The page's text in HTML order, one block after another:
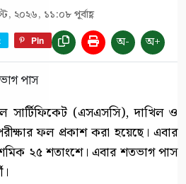
২০২৬, ১১:০৮ পূর্বাহ্ণ
Pin অ- অ+
সার্টিফিকেট (এসএসসি), দাখিল ও
ফল প্রকাশ করা হয়েছে। এবার
২৫ শতাংশে। এবার শতভাগ পাস